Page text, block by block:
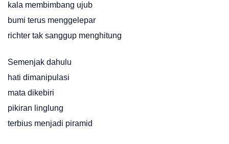
kala membimbang ujub
bumi terus menggelepar
richter tak sanggup menghitung
Semenjak dahulu
hati dimanipulasi
mata dikebiri
pikiran linglung
terbius menjadi piramid